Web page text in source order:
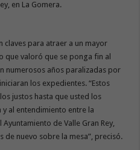
en La Gomera.
claves para atraer a un mayor
que valoró que se ponga fin al
numerosos años paralizadas por
los expedientes. “Estos
justos hasta que usted los
al entendimiento entre la
de Valle Gran Rey,
de nuevo sobre la mesa”, precisó.